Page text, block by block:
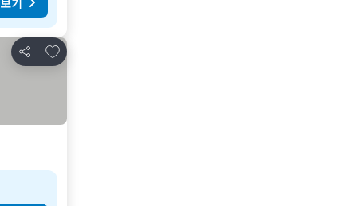
공유
즐겨찾기에 추가